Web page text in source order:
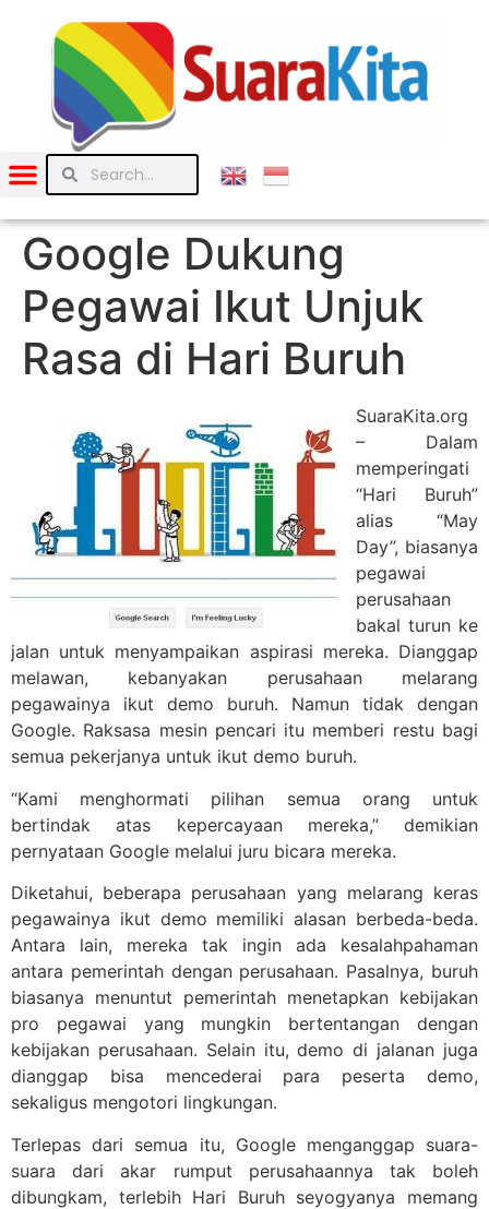
Google Dukung
Pegawai Ikut Unjuk
Rasa di Hari Buruh
SuaraKita.org
– Dalam
memperingati
“Hari Buruh”
alias “May
Day”, biasanya
pegawai
perusahaan
bakal turun ke
jalan untuk menyampaikan aspirasi mereka. Dianggap
melawan, kebanyakan perusahaan melarang
pegawainya ikut demo buruh. Namun tidak dengan
Google. Raksasa mesin pencari itu memberi restu bagi
semua pekerjanya untuk ikut demo buruh.
“Kami menghormati pilihan semua orang untuk
bertindak atas kepercayaan mereka,” demikian
pernyataan Google melalui juru bicara mereka.
Diketahui, beberapa perusahaan yang melarang keras
pegawainya ikut demo memiliki alasan berbeda-beda.
Antara lain, mereka tak ingin ada kesalahpahaman
antara pemerintah dengan perusahaan. Pasalnya, buruh
biasanya menuntut pemerintah menetapkan kebijakan
pro pegawai yang mungkin bertentangan dengan
kebijakan perusahaan. Selain itu, demo di jalanan juga
dianggap bisa mencederai para peserta demo,
sekaligus mengotori lingkungan.
Terlepas dari semua itu, Google menganggap suara-
suara dari akar rumput perusahaannya tak boleh
dibungkam, terlebih Hari Buruh seyogyanya memang